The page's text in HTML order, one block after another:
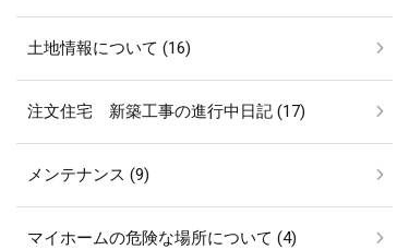
土地情報について (16)
注文住宅 新築工事の進行中日記 (17)
メンテナンス (9)
マイホームの危険な場所について (4)